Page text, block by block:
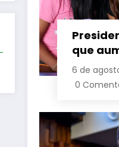
que
crimes
6 de
0